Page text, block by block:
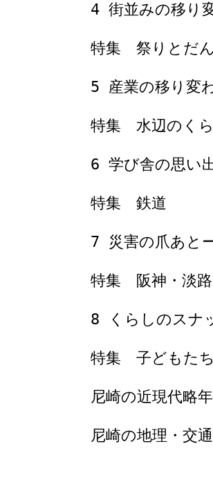
4 街並みの移り
特集 祭りとだ
5 産業の移り変
特集 水辺のく
6 学び舎の思い
特集 鉄道
7 災害の爪あと
特集 阪神・淡路
8 くらしのスナ
特集 子どもた
尼崎の近現代略
尼崎の地理・交